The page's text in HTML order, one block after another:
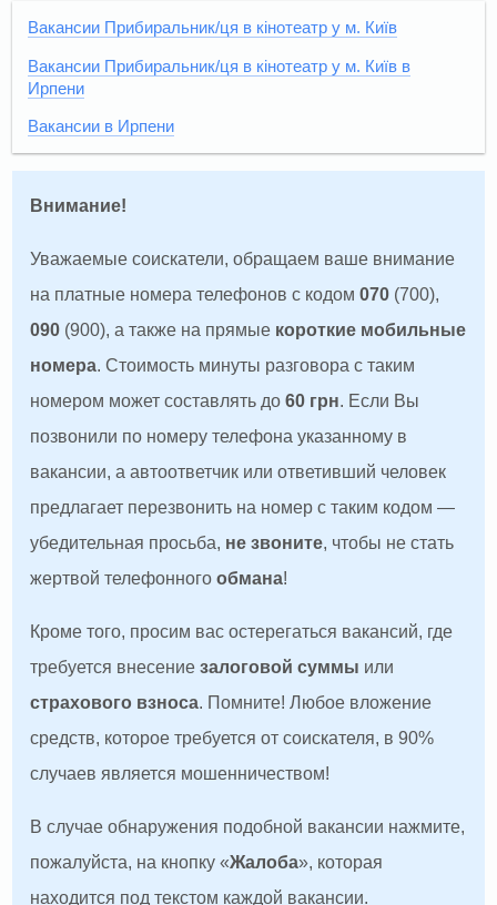
Вакансии Прибиральник/ця в кінотеатр у м. Київ
Вакансии Прибиральник/ця в кінотеатр у м. Київ в
Ирпени
Вакансии в Ирпени
Внимание!
Уважаемые соискатели, обращаем ваше внимание
на платные номера телефонов с кодом070 (700),
090 (900), а также на прямые короткие мобильные
номера. Стоимость минуты разговора с таким
номером может составлять до60 грн. Если Вы
позвонили по номеру телефона указанному в
вакансии, а автоответчик или ответивший человек
предлагает перезвонить на номер с таким кодом —
убедительная просьба, не звоните, чтобы не стать
жертвой телефонногообмана!
Кроме того, просим вас остерегаться вакансий, где
требуется внесениезалоговой суммы или
страхового взноса. Помните! Любое вложение
средств, которое требуется от соискателя, в 90%
случаев является мошенничеством!
В случае обнаружения подобной вакансии нажмите,
пожалуйста, на кнопку «Жалоба», которая
находится под текстом каждой вакансии.